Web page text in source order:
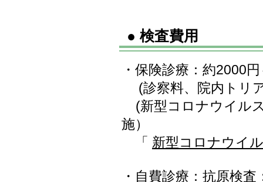
● 検査費用
・保険診療：約2000
(診察料、院内トリ
(新型コロナウイル
施）
「 新型コロナウイ
・自費診療： 抗原検査